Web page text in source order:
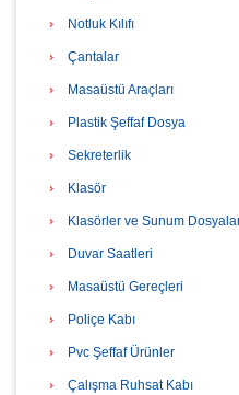
Notluk Kılıfı
Çantalar
Masaüstü Araçları
Plastik Şeffaf Dosya
Sekreterlik
Klasör
Klasörler ve Sunum
Duvar Saatleri
Masaüstü Gereçleri
Poliçe Kabı
Pvc Şeffaf Ürünler
Çalışma Ruhsat Kabı